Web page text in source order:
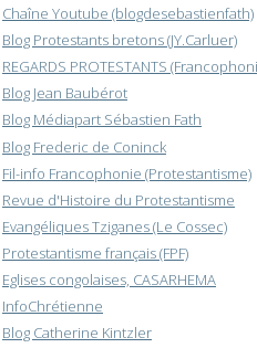
Chaîne Youtube (blogdesebastienfath)
Blog Protestants bretons (JY.Carluer)
REGARDS PROTESTANTS
Blog Jean Baubérot
Blog Médiapart Sébastien Fath
Blog Frederic de Coninck
Fil-info Francophonie (Protestantisme)
Revue d'Histoire du Protestantisme
Evangéliques Tziganes (Le Cossec)
Protestantisme français (FPF)
Eglises congolaises, CASARHEMA
InfoChrétienne
Blog Catherine Kintzler